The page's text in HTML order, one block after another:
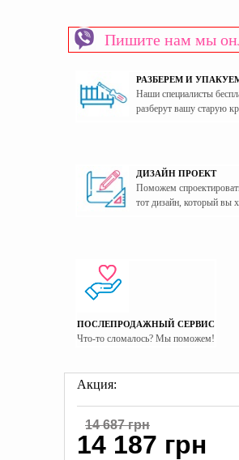
Материал изготовления фасада
МДФ
Универсальный
Страна производитель
Украина
Пишите нам мы
РАЗБЕРЕМ И
Наши специалисты
разберут вашу старую
ДИЗАЙН ПРОЕКТ
Поможем
тот дизайн, который вы
ПОСЛЕПРОДАЖНЫЙ СЕРВИС
Что-то сломалось? Мы поможем!
Акция:
14 687 грн
14 187 грн